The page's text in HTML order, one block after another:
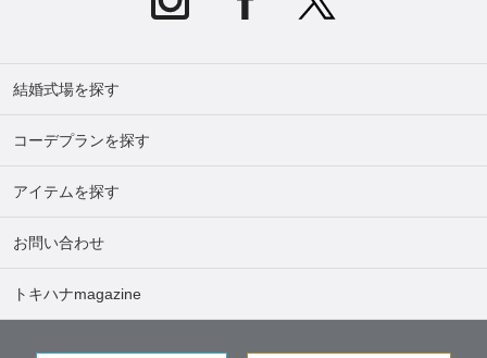
結婚式場を探す
コーデプランを探す
アイテムを探す
お問い合わせ
トキハナmagazine